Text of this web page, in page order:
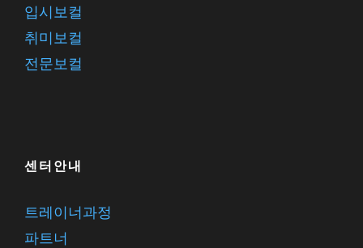
입시보컬
취미보컬
전문보컬
센터안내
트레이너과정
파트너